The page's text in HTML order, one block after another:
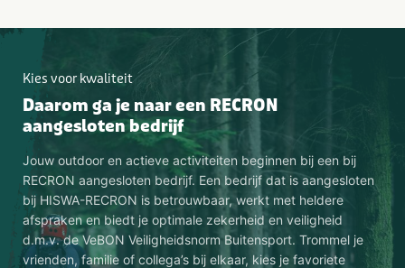
Kies voor kwaliteit
Daarom ga je naar een RECRON
aangesloten bedrijf
Jouw outdoor en actieve activiteiten beginnen bij een bij
RECRON aangesloten bedrijf. Een bedrijf dat is aangesloten
bij HISWA-RECRON is betrouwbaar, werkt met heldere
afspraken en biedt je optimale zekerheid en veiligheid
d.m.v. de VeBON Veiligheidsnorm Buitensport. Trommel je
vrienden, familie of collega’s bij elkaar, kies je favoriete